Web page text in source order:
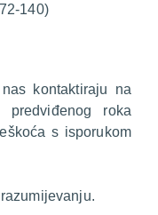
140)
kontaktiraju na
roka
s isporukom